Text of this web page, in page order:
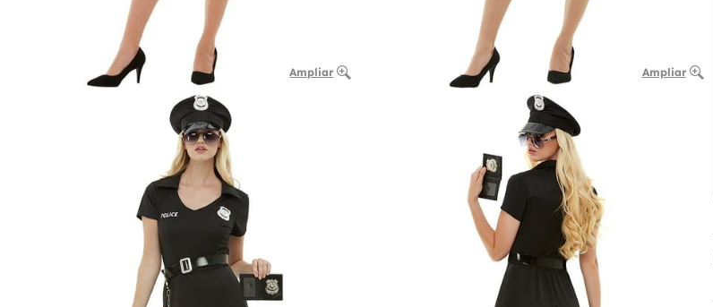
Ampliar Ampliar